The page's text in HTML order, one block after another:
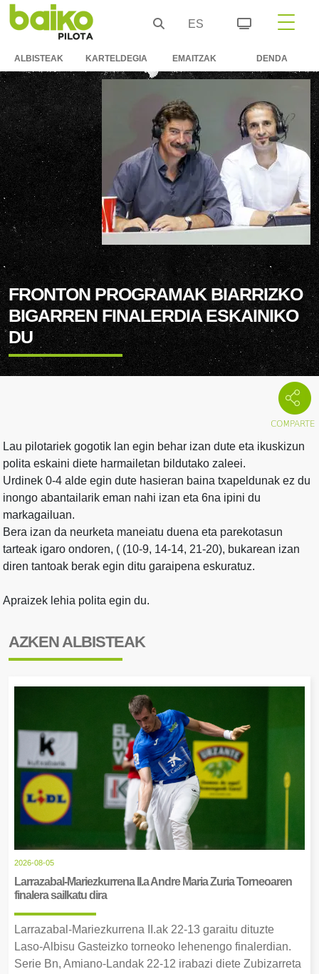
ES
ALBISTEAK KARTELDEGIA EMAITZAK DENDA
FRONTON PROGRAMAK BIARRIZKO
BIGARREN FINALERDIA ESKAINIKO
DU
Lau pilotariek gogotik lan egin behar izan dute eta ikuskizun
polita eskaini diete harmailetan bildutako zaleei.
Urdinek 0-4 alde egin dute hasieran baina txapeldunak ez du
inongo abantailarik eman nahi izan eta 6na ipini du
markagailuan.
Bera izan da neurketa maneiatu duena eta parekotasun
tarteak igaro ondoren, ( (10-9, 14-14, 21-20), bukarean izan
diren tantoak berak egin ditu garaipena eskuratuz.
Apraizek lehia polita egin du.
AZKEN ALBISTEAK
2026-08-05
Larrazabal-Mariezkurrena II.a Andre Maria Zuria Torneoaren
finalera sailkatu dira
Larrazabal-Mariezkurrena II.ak 22-13 garaitu dituzte
Laso-Albisu Gasteizko torneoko lehenengo finalerdian.
Serie Bn, Amiano-Landak 22-12 irabazi diete Zubizarreta